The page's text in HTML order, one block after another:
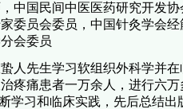
中国民间中医医药研究开发
委员会委员，中国针灸学会
会委员
人先生学习软组织外科学并
疼痛患者一万余人，进行六
学习和临床实践，先后总结